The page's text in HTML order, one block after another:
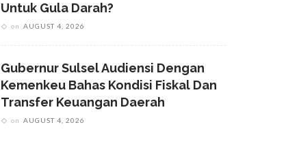
Untuk Gula Darah?
on AUGUST 4, 2026
Gubernur Sulsel Audiensi Dengan
Kemenkeu Bahas Kondisi Fiskal Dan
Transfer Keuangan Daerah
on AUGUST 4, 2026